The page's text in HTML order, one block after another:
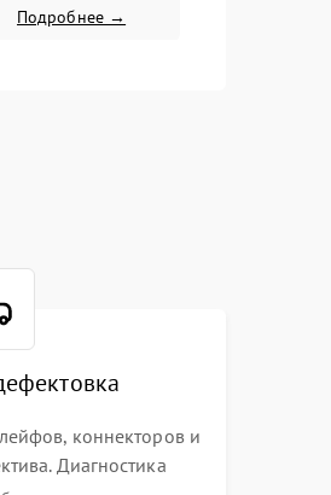
Подробнее →
коннекторов и
Диагностика